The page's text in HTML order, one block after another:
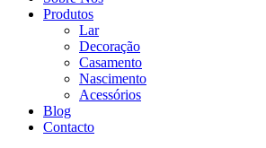
Produtos
Lar
Decoração
Casamento
Nascimento
Acessórios
Blog
Contacto